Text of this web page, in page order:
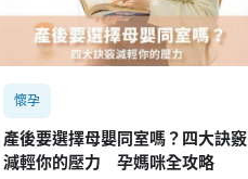
懷孕
產後要選擇母嬰同室嗎？四大訣竅
減輕你的壓力 孕媽咪全攻略